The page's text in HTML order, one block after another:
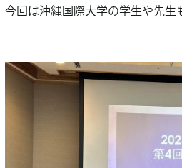
今回は沖縄国際大学の学生や先